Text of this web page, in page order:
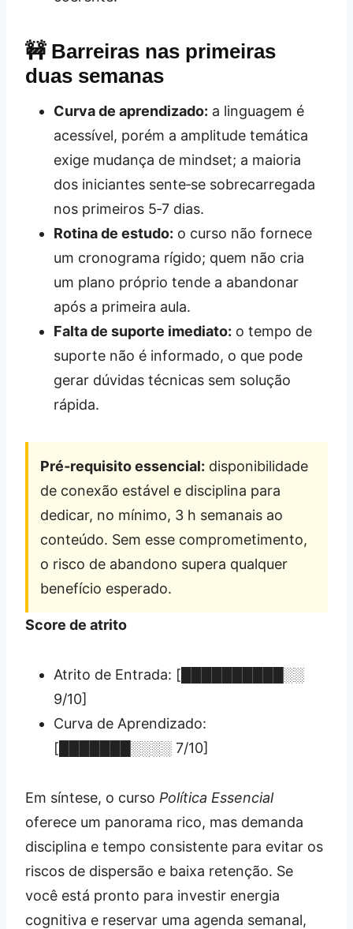
🚧 Barreiras nas primeiras
duas semanas
Curva de aprendizado: a linguagem é
acessível, porém a amplitude temática
exige mudança de mindset; a maioria
dos iniciantes sente‑se sobrecarregada
nos primeiros 5‑7 dias.
Rotina de estudo: o curso não fornece
um cronograma rígido; quem não cria
um plano próprio tende a abandonar
após a primeira aula.
Falta de suporte imediato: o tempo de
suporte não é informado, o que pode
gerar dúvidas técnicas sem solução
rápida.
Pré‑requisito essencial: disponibilidade
de conexão estável e disciplina para
dedicar, no mínimo, 3 h semanais ao
conteúdo. Sem esse comprometimento,
o risco de abandono supera qualquer
benefício esperado.
Score de atrito
Atrito de Entrada: [██████████░░
9/10]
Curva de Aprendizado:
[███████░░░░ 7/10]
Em síntese, o curso Política Essencial
oferece um panorama rico, mas demanda
disciplina e tempo consistente para evitar os
riscos de dispersão e baixa retenção. Se
você está pronto para investir energia
cognitiva e reservar uma agenda semanal,